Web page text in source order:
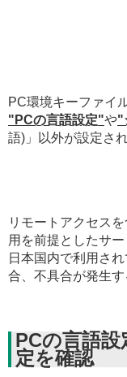
PC環境キーファイ
"PCの言語設定"や"
語)」以外が設定さ
リモートアクセス
用を前提としたサー
日本国内で利用さ
合、不具合が発生す
PCの言語
定を確認